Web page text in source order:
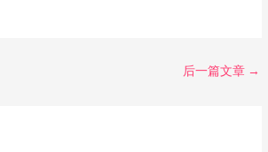
后一篇文章 →